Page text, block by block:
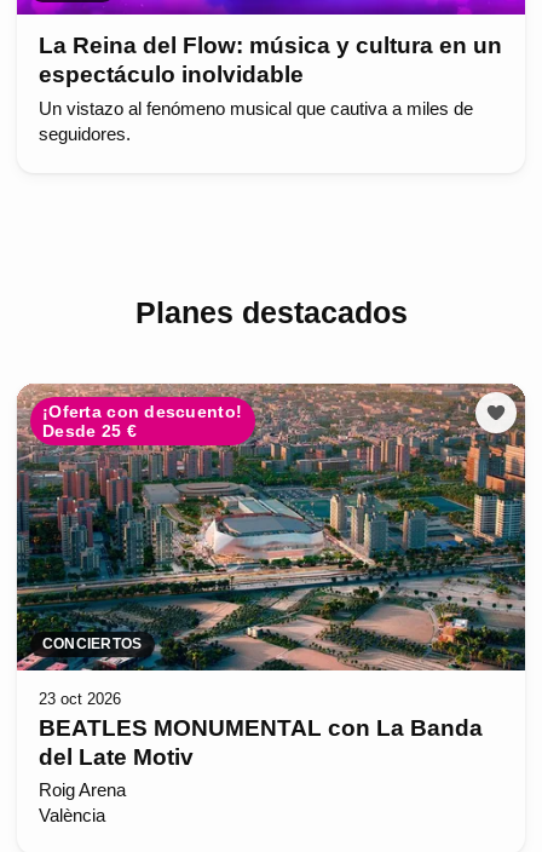
La Reina del Flow: música y cultura en un
espectáculo inolvidable
Un vistazo al fenómeno musical que cautiva a miles de
seguidores.
Planes destacados
¡Oferta con descuento!
Desde 25 €
CONCIERTOS
23 oct 2026
BEATLES MONUMENTAL con La Banda
del Late Motiv
Roig Arena
València